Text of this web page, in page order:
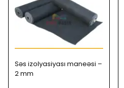
Səs izolyasiyası maneəsi –
2 mm